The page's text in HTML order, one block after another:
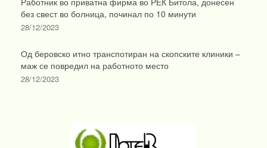
без свест во болница, починал по 10 минути
28/12/2023
Од беровско итно транспотиран на скопските клиники –
маж се повредил на работното место
28/12/2023